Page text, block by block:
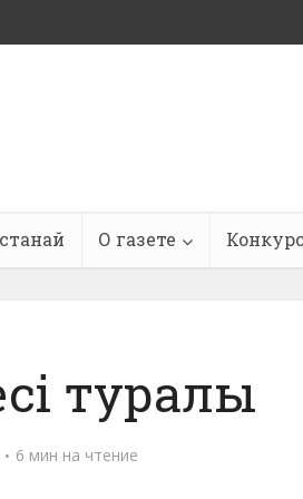
О газете
туралы
6 мин на чтение